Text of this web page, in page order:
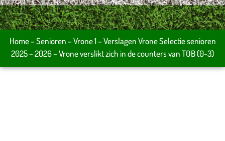
Home–Senioren–Vrone 1–Verslagen Vrone Selectie senioren
2025 – 2026–Vrone verslikt zich in de counters van TOB (0-3)